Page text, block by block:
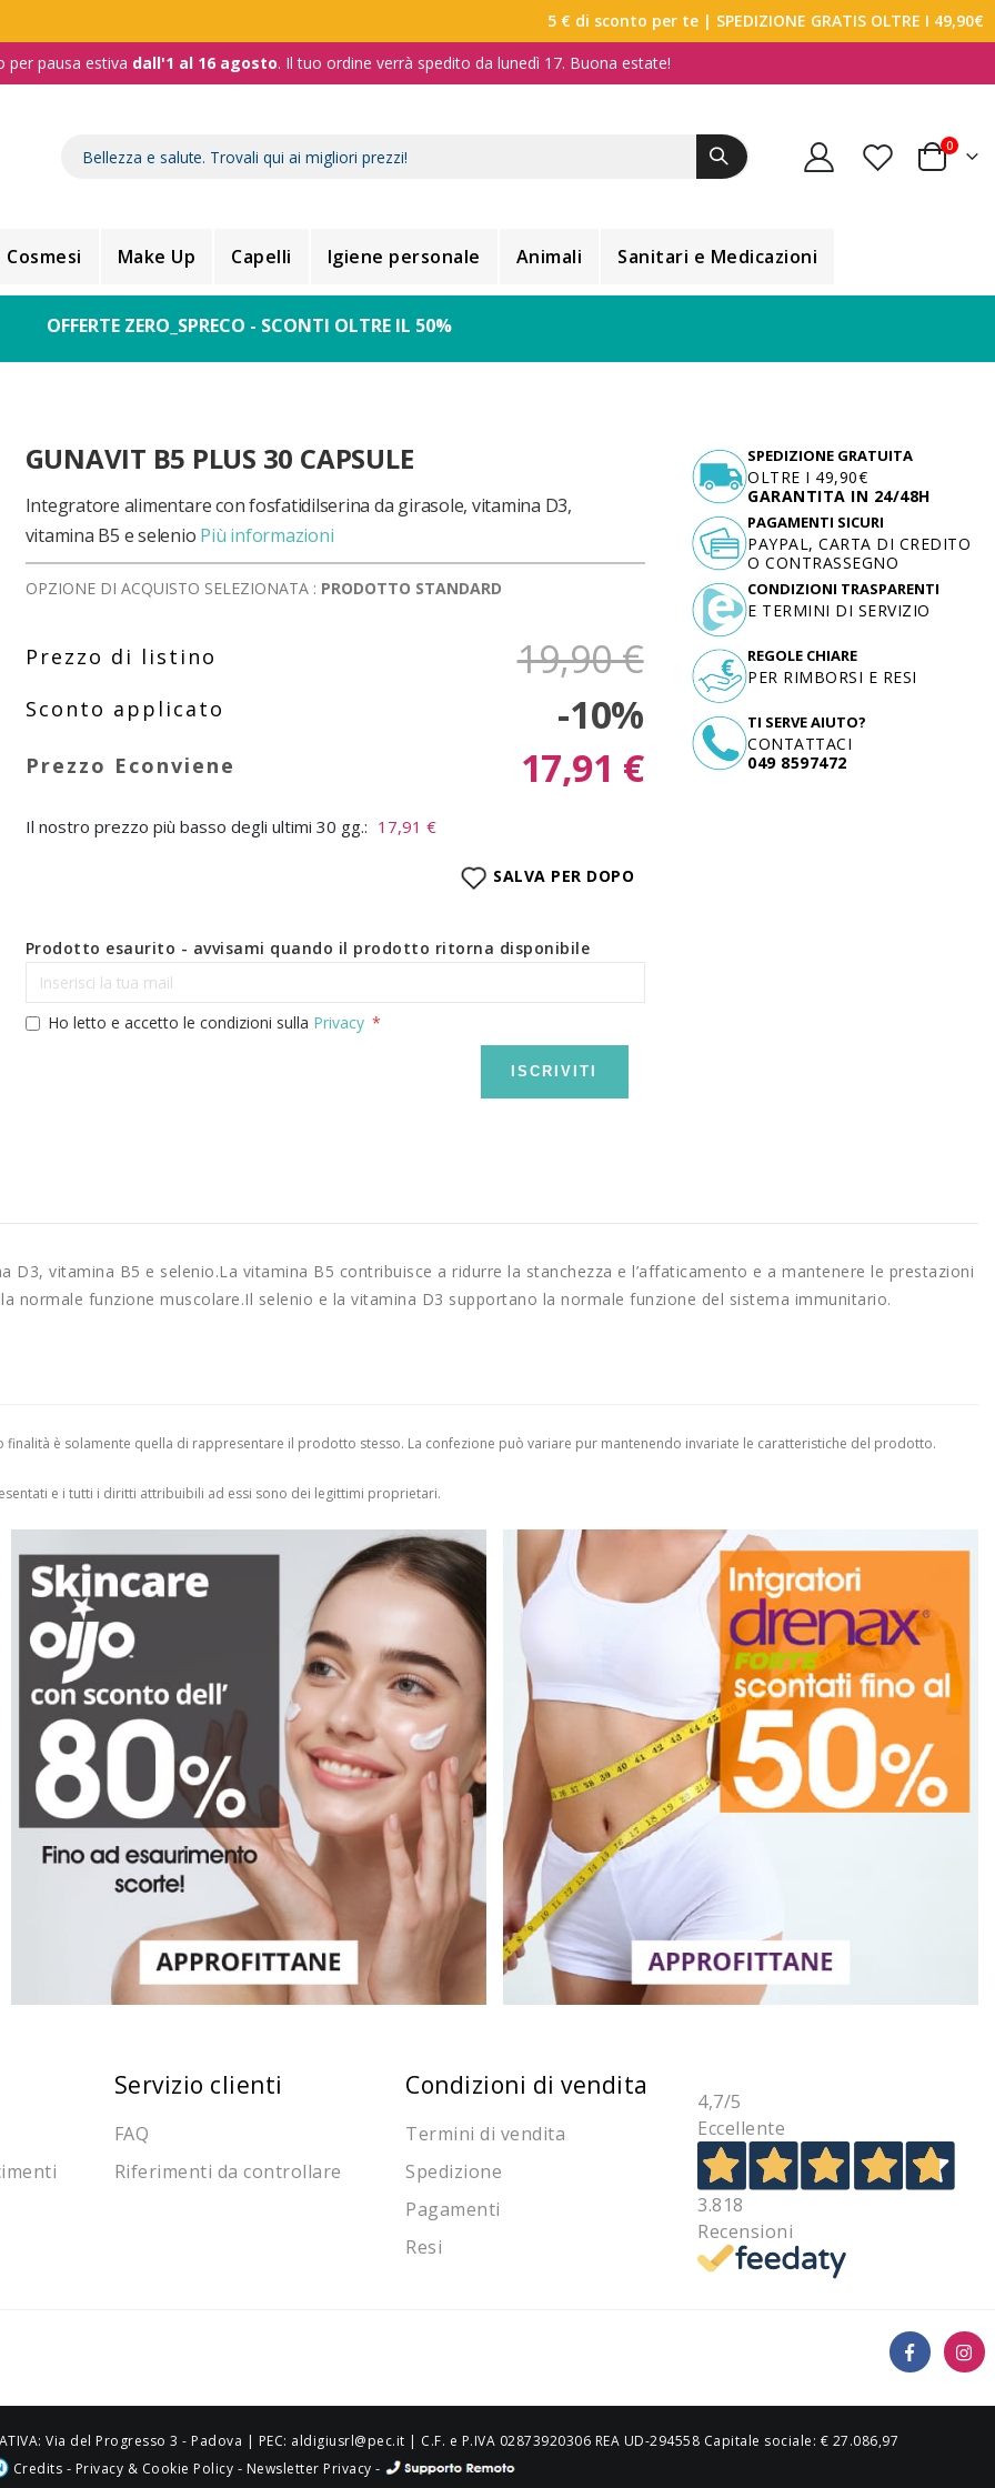
5 € di sconto per te | SPEDIZIONE GRATIS OLTRE I 49,90€
per pausa estiva dall'1 al 16 agosto. Il tuo ordine verrà spedito da lunedì 17. Buona estate!
Carrello
0
Cosmesi Make Up Capelli Igiene personale Animali Sanitari e Medicazioni
OFFERTE ZERO_SPRECO - SCONTI OLTRE IL 50%
GUNAVIT B5 PLUS 30 CAPSULE
Integratore alimentare con fosfatidilserina da girasole, vitamina D3,
vitamina B5 e selenio Più informazioni
OPZIONE DI ACQUISTO SELEZIONATA : PRODOTTO STANDARD
19,90 €
-10%
17,91 €
Il nostro prezzo più basso degli ultimi 30 gg.: 17,91 €
SALVA PER DOPO
Prodotto esaurito - avvisami quando il prodotto ritorna disponibile
Ho letto e accetto le condizioni sulla Privacy
ISCRIVITI
SPEDIZIONE GRATUITA
OLTRE I 49,90€
GARANTITA IN 24/48H
TI SERVE AIUTO?
CONTATTACI
049 8597472
PAGAMENTI SICURI
PAYPAL, CARTA DI CREDITO
O CONTRASSEGNO
CONDIZIONI TRASPARENTI
E TERMINI DI SERVIZIO
REGOLE CHIARE
PER RIMBORSI E RESI
vitamina B5 e selenio.La vitamina B5 contribuisce a ridurre la stanchezza e l’affaticamento e a mantenere le prestazioni
normale funzione muscolare.Il selenio e la vitamina D3 supportano la normale funzione del sistema immunitario.
è solamente quella di rappresentare il prodotto stesso. La confezione può variare pur mantenendo invariate le caratteristiche del prodotto.
e i tutti i diritti attribuibili ad essi sono dei legittimi proprietari.
Servizio clienti
FAQ
Riferimenti da controllare
Condizioni di vendita
Termini di vendita
Spedizione
Pagamenti
Resi
4,7/5
Eccellente
3.818
Recensioni
Credits - Privacy & Cookie Policy - Newsletter Privacy -
Via del Progresso 3 - Padova | PEC: aldigiusrl@pec.it | C.F. e P.IVA 02873920306 REA UD-294558 Capitale sociale: € 27.086,97